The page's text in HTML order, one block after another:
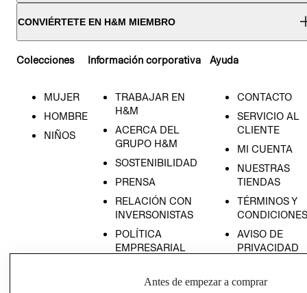
CONVIÉRTETE EN H&M MIEMBRO
Colecciones
MUJER
HOMBRE
NIÑOS
Información corporativa
TRABAJAR EN
H&M
ACERCA DEL
GRUPO H&M
SOSTENIBILIDAD
PRENSA
RELACIÓN CON
INVERSONISTAS
POLÍTICA
EMPRESARIAL
Ayuda
CONTACTO
SERVICIO AL
CLIENTE
MI CUENTA
NUESTRAS
TIENDAS
TÉRMINOS Y
CONDICIONES
AVISO DE
PRIVACIDAD
AVISO DE
Antes de empezar a comprar